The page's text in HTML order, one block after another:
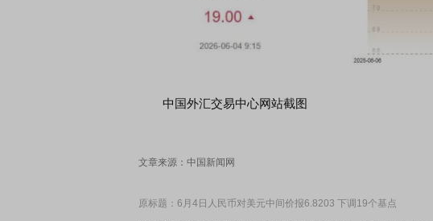
中国外汇交易中心网站截图
文章来源：中国新闻网
原标题：6月4日人民币对美元中间价报6.8203 下调19个基点